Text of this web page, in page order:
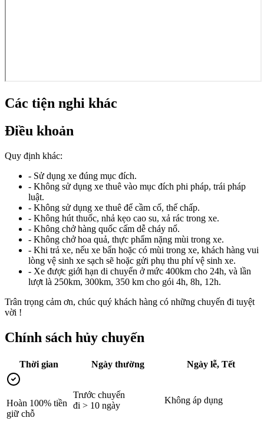
Các tiện nghi khác
Điều khoản
Quy định khác:
- Sử dụng xe đúng mục đích.
- Không sử dụng xe thuê vào mục đích phi pháp, trái pháp
luật.
- Không sử dụng xe thuê để cầm cố, thế chấp.
- Không hút thuốc, nhả kẹo cao su, xả rác trong xe.
- Không chở hàng quốc cấm dễ cháy nổ.
- Không chở hoa quả, thực phẩm nặng mùi trong xe.
- Khi trả xe, nếu xe bẩn hoặc có mùi trong xe, khách hàng vui
lòng vệ sinh xe sạch sẽ hoặc gửi phụ thu phí vệ sinh xe.
- Xe được giới hạn di chuyển ở mức 400km cho 24h, và lần
lượt là 250km, 300km, 350 km cho gói 4h, 8h, 12h.
Trân trọng cảm ơn, chúc quý khách hàng có những chuyến đi tuyệt
vời !
Chính sách hủy chuyến
Thời gian Ngày thường Ngày lễ, Tết
Hoàn 100% tiền
giữ chỗ
Trước chuyến
đi > 10 ngày
Không áp dụng